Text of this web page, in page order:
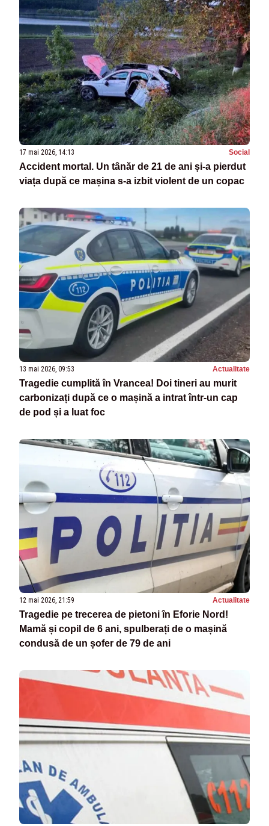
17 mai 2026, 14:13 Social
Accident mortal. Un tânăr de 21 de ani și-a pierdut
viața după ce mașina s-a izbit violent de un copac
13 mai 2026, 09:53 Actualitate
Tragedie cumplită în Vrancea! Doi tineri au murit
carbonizați după ce o mașină a intrat într-un cap
de pod și a luat foc
12 mai 2026, 21:59 Actualitate
Tragedie pe trecerea de pietoni în Eforie Nord!
Mamă și copil de 6 ani, spulberați de o mașină
condusă de un șofer de 79 de ani